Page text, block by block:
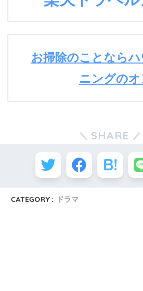
お掃除のことなら
ニングのオ
SHARE
CATEGORY : ドラマ